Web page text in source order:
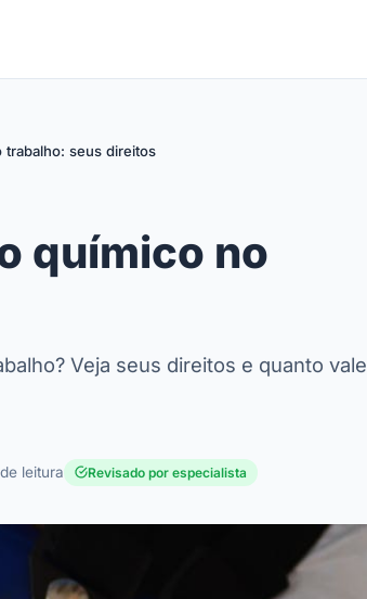
seus direitos
químico no
Veja seus direitos e quanto vale
leitura Revisado por especialista